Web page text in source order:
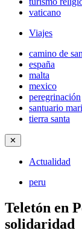
vaticano
Viajes
camino de
españa
malta
mexico
peregrinación
santuario
tierra santa
✕
Actualidad
peru
Teletón en
solidaridad